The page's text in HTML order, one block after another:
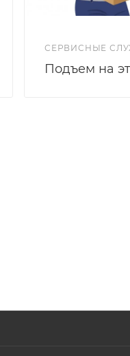
СЕРВИСНЫЕ
Подъем на